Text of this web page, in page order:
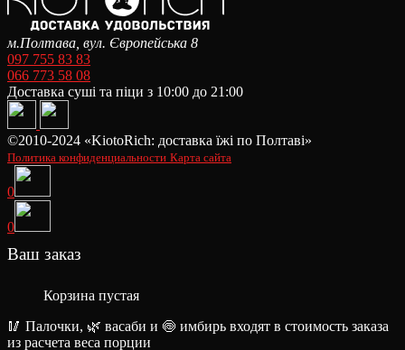
м.Полтава, вул. Європейська 8
097 755 83 83
066 773 58 08
Доставка суші та піци з 10:00 до 21:00
©2010-2024 «KiotoRich: доставка їжі по Полтаві»
Политика конфиденциальности Карта сайта
0
0
Ваш заказ
Корзина пустая
🥢 Палочки, 🌿 васаби и 🍥 имбирь входят в стоимость заказа
из расчета веса порции